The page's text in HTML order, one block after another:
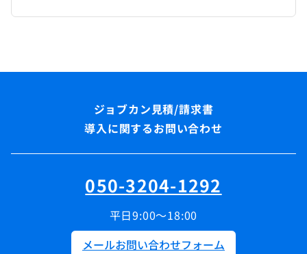
導入に関するお問い合わせ
050-3204-1292
平日9:00～18:00
メールお問い合わせフォーム